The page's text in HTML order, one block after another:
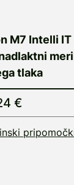
M7 Intelli IT
tlaka
€